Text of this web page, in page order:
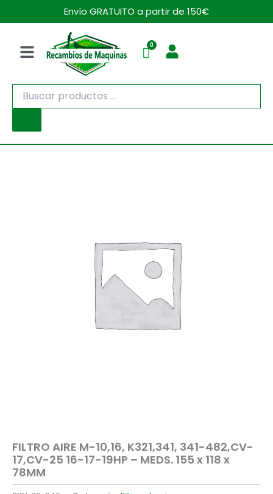
al
Envío GRATUITO a partir de 150€
Menú
productos
FILTRO AIRE M-10,16, K321,341, 341-482,CV-
17,CV-25 16-17-19HP – MEDS. 155 x 118 x
78MM